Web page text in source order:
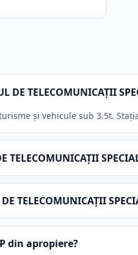
TELECOMUNICAŢII
și vehicule sub 3.5t.
TELECOMUNICAŢII
din apropiere?